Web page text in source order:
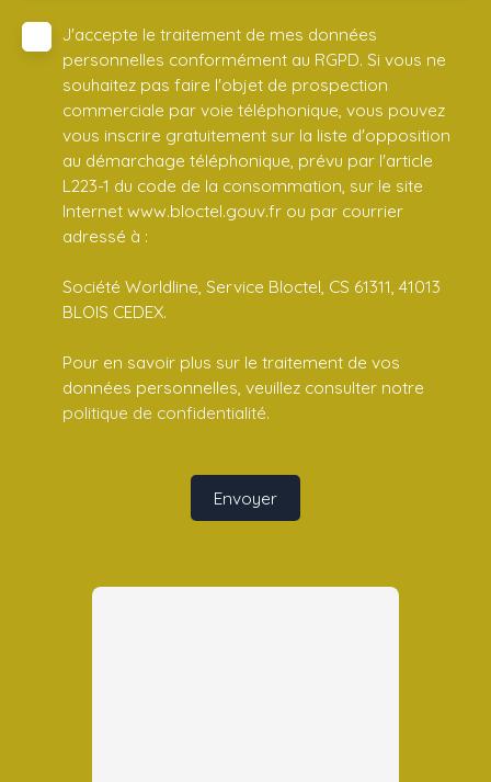
J'accepte le traitement de mes données
personnelles conformément au RGPD. Si vous ne
souhaitez pas faire l'objet de prospection
commerciale par voie téléphonique, vous pouvez
vous inscrire gratuitement sur la liste d'opposition
au démarchage téléphonique, prévu par l'article
L223-1 du code de la consommation, sur le site
Internet www.bloctel.gouv.fr ou par courrier
adressé à :
Société Worldline, Service Bloctel, CS 61311, 41013
BLOIS CEDEX.
Pour en savoir plus sur le traitement de vos
données personnelles, veuillez consulter notre
politique de confidentialité.
Envoyer